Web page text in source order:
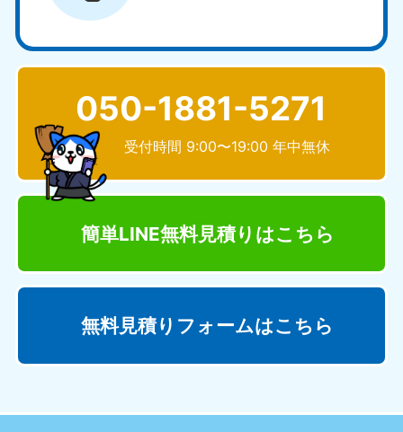
050-1881-5271
受付時間 9:00〜19:00 年中無休
簡単LINE無料見積り はこちら
無料見積りフォームはこちら